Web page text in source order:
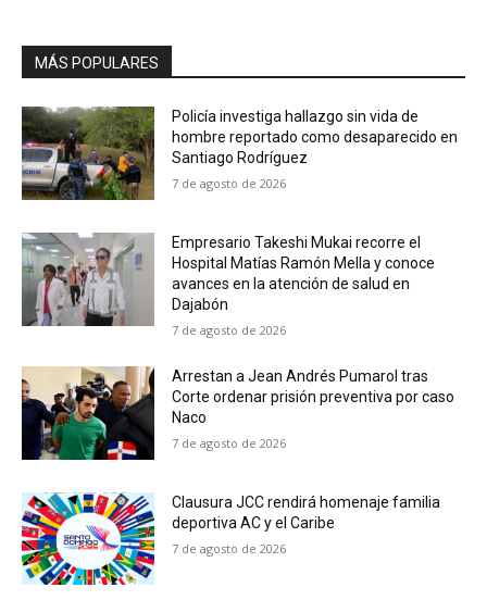
MÁS POPULARES
Policía investiga hallazgo sin vida de
hombre reportado como desaparecido en
Santiago Rodríguez
7 de agosto de 2026
Empresario Takeshi Mukai recorre el
Hospital Matías Ramón Mella y conoce
avances en la atención de salud en
Dajabón
7 de agosto de 2026
Arrestan a Jean Andrés Pumarol tras
Corte ordenar prisión preventiva por caso
Naco
7 de agosto de 2026
Clausura JCC rendirá homenaje familia
deportiva AC y el Caribe
7 de agosto de 2026